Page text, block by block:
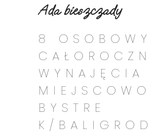
Ada bieszczady
8
WYNAJĘCIA
BYSTRE
K/